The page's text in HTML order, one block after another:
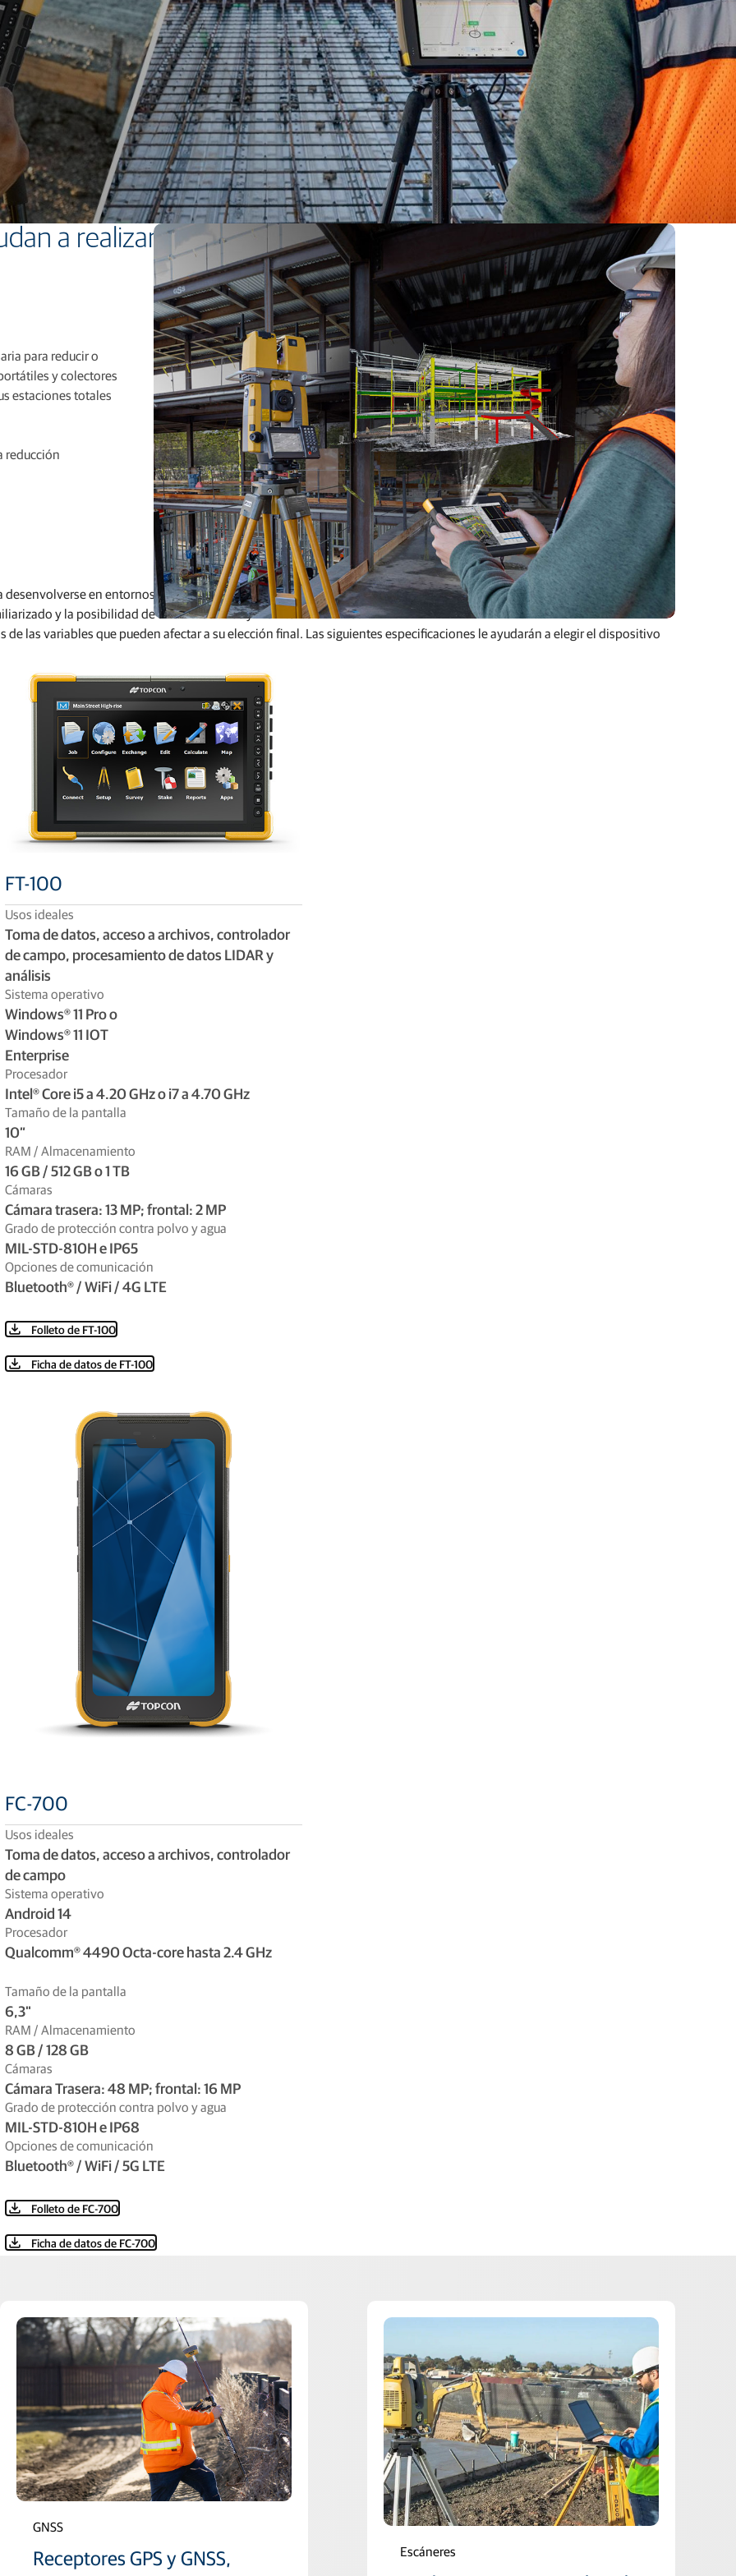
Conformación de terrenos
Pesaje móvil
Control de sembradoras de cultivos en hileras
Control de siembra en líneas
Pesaje en siembra y plantación
Control de pulverización
Control de esparcimiento
Monitorización del rendimiento
Software y dispositivos para la agricultura
Software de producción de cultivos
Software de producción de alimentos
Redes y servicios de corrección GNSS
Ofertas de posicionamiento para fabricantes
a realizar más en menos tiempo y por menos dinero
a la oficina, ya que le permiten llevar consigo y sobre el terreno archivos, planos y datos importantes.
para reducir o
y colectores
estaciones totales
reducción
desenvolverse en entornos de trabajo diversos y cambiantes. Por ejemplo, las baterías de larga duración, las pantallas
y la posibilidad de utilizar teclados y monitores externos.
de las variables que pueden afectar a su elección final. Las siguientes especificaciones le ayudarán a elegir el dispositivo
FT-100
Usos ideales
Toma de datos, acceso a archivos, controlador
de campo, procesamiento de datos LIDAR y
análisis
Sistema operativo
Windows® 11 Pro o
Windows® 11 IOT
Enterprise
Procesador
Intel® Core i5 a 4.20 GHz o i7 a 4.70 GHz
Tamaño de la pantalla
10”
RAM / Almacenamiento
16 GB / 512 GB o 1 TB
Cámaras
Cámara trasera: 13 MP; frontal: 2 MP
Grado de protección contra polvo y agua
MIL-STD-810H e IP65
Opciones de comunicación
Bluetooth® / WiFi / 4G LTE
Folleto de FT-100
Ficha de datos de FT-100
FC-700
Usos ideales
Toma de datos, acceso a archivos, controlador
de campo
Sistema operativo
Android 14
Procesador
Qualcomm® 4490 Octa-core hasta 2.4 GHz
Tamaño de la pantalla
6,3"
RAM / Almacenamiento
8 GB / 128 GB
Cámaras
Cámara Trasera: 48 MP; frontal: 16 MP
Grado de protección contra polvo y agua
MIL-STD-810H e IP68
Opciones de comunicación
Bluetooth® / WiFi / 5G LTE
Folleto de FC-700
Ficha de datos de FC-700
GNSS
Receptores GPS y GNSS,
Escáneres